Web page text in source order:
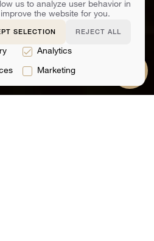
us to analyze user behavior in
the website for you.
SELECTION REJECT ALL
Analytics
Marketing